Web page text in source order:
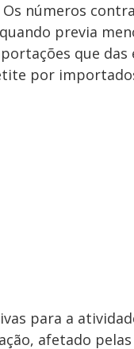
números
previa
que
por
para a
afetado